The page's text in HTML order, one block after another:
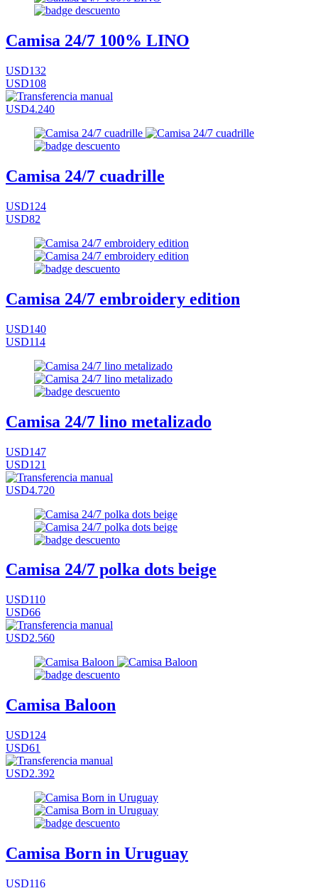
Camisa 24/7 100% LINO
USD132
USD108
USD4.240
Camisa 24/7 cuadrille
USD124
USD82
Camisa 24/7 embroidery edition
USD140
USD114
Camisa 24/7 lino metalizado
USD147
USD121
USD4.720
Camisa 24/7 polka dots beige
USD110
USD66
USD2.560
Camisa Baloon
USD124
USD61
USD2.392
Camisa Born in Uruguay
USD116